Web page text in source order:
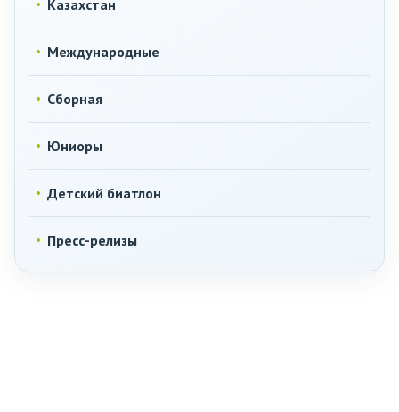
Казахстан
Международные
Сборная
Юниоры
Детский биатлон
Пресс-релизы